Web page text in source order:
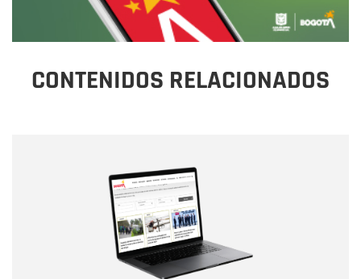
CONTENIDOS RELACIONADOS
Correo electrónico
Tipo de comentario